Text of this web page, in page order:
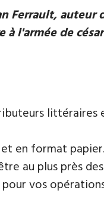
Ferrault, auteur
à l'armée de césar
littéraires
en format papier.
au plus près
vos